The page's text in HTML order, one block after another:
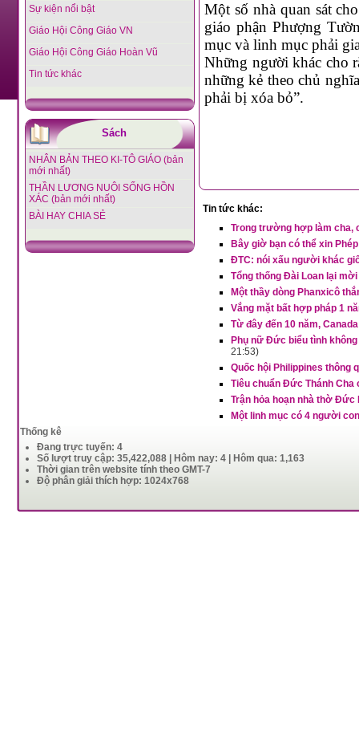
Sự kiện nổi bật
Giáo Hội Công Giáo VN
Giáo Hội Công Giáo Hoàn Vũ
Tin tức khác
Sách
NHÂN BẢN THEO KI-TÔ GIÁO (bản
mới nhất)
THẦN LƯƠNG NUÔI SỐNG HỒN
XÁC (bản mới nhất)
BÀI HAY CHIA SẺ
Một số nhà quan sát
giáo phận Phượng
mục và linh mục phải
Những người khác cho
những kẻ theo chủ
phải bị xóa bỏ”.
Tin tức khác:
Trong trường hợp làm cha,
Bây giờ bạn có thể xin
ĐTC: nói xấu người khác
Tổng thống Đài Loan lại
Một thầy dòng Phanxicô
Vắng mặt bất hợp pháp 1
Từ đây đến 10 năm,
Phụ nữ Đức biểu tình
21:53)
Quốc hội Philippines thông
Tiêu chuẩn Đức Thánh
Trận hỏa hoạn nhà thờ Đức
Một linh mục có 4 người
Thống kê
Đang trực tuyến: 4
Số lượt truy cập: 35,422,088 | Hôm nay: 4 | Hôm qua: 1,163
Thời gian trên website tính theo GMT-7
Độ phân giải thích hợp: 1024x768